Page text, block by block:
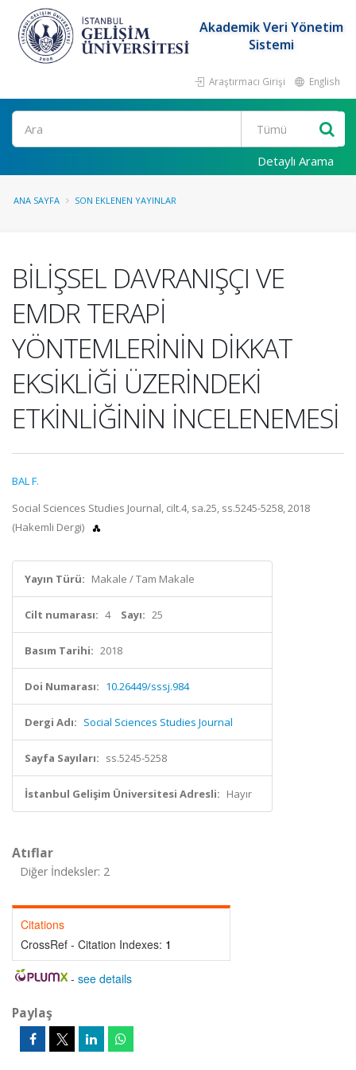
Akademik Veri Yönetim
Sistemi
Araştırmacı Girişi English
Ara
Detaylı Arama
ANA SAYFA SON EKLENEN YAYINLAR
BİLİŞSEL DAVRANIŞÇI VE
EMDR TERAPİ
YÖNTEMLERİNİN DİKKAT
EKSİKLİĞİ ÜZERİNDEKİ
ETKİNLİĞİNİN İNCELENEMESİ
BAL F.
Social Sciences Studies Journal, cilt.4, sa.25, ss.5245-5258, 2018
(Hakemli Dergi)
Yayın Türü: Makale / Tam Makale
Cilt numarası: 4 Sayı: 25
Basım Tarihi: 2018
Doi Numarası: 10.26449/sssj.984
Dergi Adı: Social Sciences Studies Journal
Sayfa Sayıları: ss.5245-5258
İstanbul Gelişim Üniversitesi Adresli: Hayır
Atıflar
Diğer İndeksler: 2
Citations
CrossRef - Citation Indexes: 1
- see details
Paylaş